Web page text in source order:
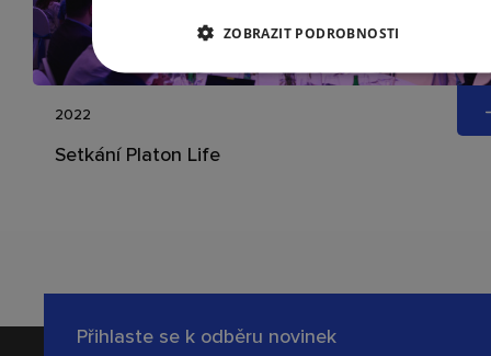
2022
Setkání Platon Life
Přihlaste se k odběru novinek
ZOBRAZIT PODROBNOSTI